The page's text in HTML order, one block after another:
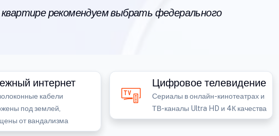
рекомендуем выбрать федерального
интернет
кабели
под землей,
от вандализма
Цифровое телевидение
Сериалы в онлайн-кинотеатрах и
ТВ-каналы Ultra HD и 4К качества